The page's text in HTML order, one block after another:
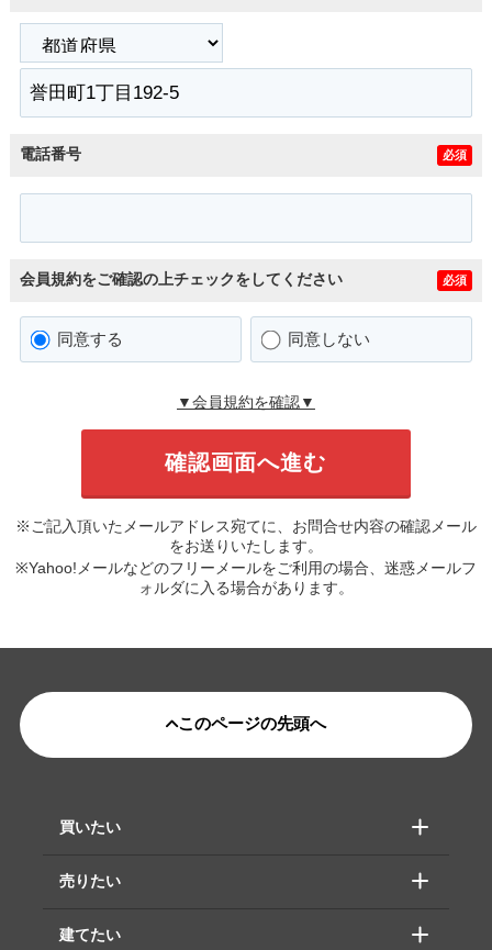
電話番号 必須
会員規約をご確認の上チェックをしてください 必須
同意する 同意しない
▼会員規約を確認▼
※ご記入頂いたメールアドレス宛てに、お問合せ内容の確認メール
をお送りいたします。
※Yahoo!メールなどのフリーメールをご利用の場合、迷惑メールフ
ォルダに入る場合があります。
このページの先頭へ
買いたい
売りたい
建てたい